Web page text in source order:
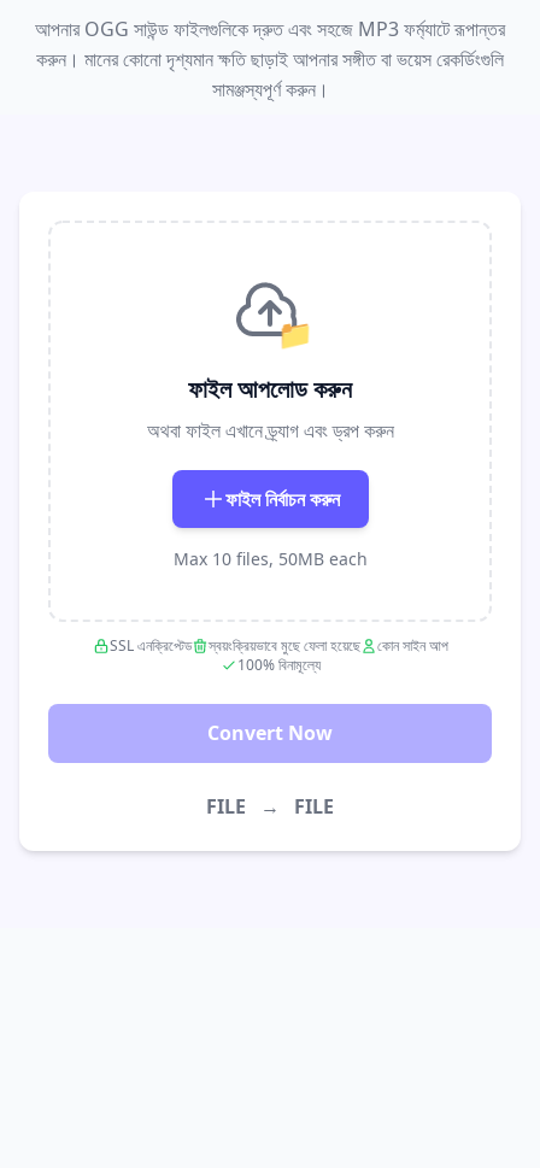
আপনার OGG সাউন্ড ফাইলগুলিকে দ্রুত এবং সহজে MP3 ফর্ম্যাটে রূপান্তর
করুন। মানের কোনো দৃশ্যমান ক্ষতি ছাড়াই আপনার সঙ্গীত বা ভয়েস রেকর্ডিংগুলি
সামঞ্জস্যপূর্ণ করুন।
📁
ফাইল আপলোড করুন
অথবা ফাইল এখানে ড্র্যাগ এবং ড্রপ করুন
ফাইল নির্বাচন করুন
Max 10 files, 50MB each
SSL এনক্রিপ্টেড স্বয়ংক্রিয়ভাবে মুছে ফেলা হয়েছে
কোন সাইন আপ
100% বিনামূল্যে
Convert Now
FILE → FILE